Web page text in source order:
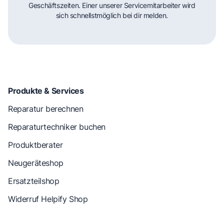
Geschäftszeiten. Einer unserer Servicemitarbeiter wird
sich schnellstmöglich bei dir melden.
Produkte & Services
Reparatur berechnen
Reparaturtechniker buchen
Produktberater
Neugeräteshop
Ersatzteilshop
Widerruf Helpify Shop